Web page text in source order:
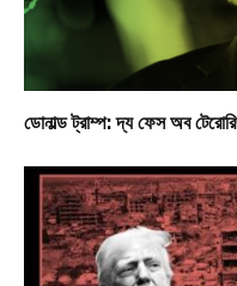
ডোনাল্ড ট্রাম্প: দ্য ফেস অব